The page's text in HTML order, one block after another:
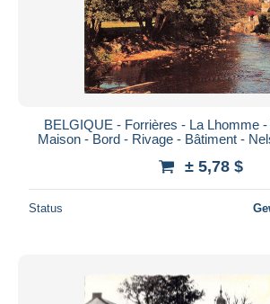
BELGIQUE - Forrières - La Lhomme
Maison - Bord - Rivage - Bâtiment -
± 5,78 $
Status